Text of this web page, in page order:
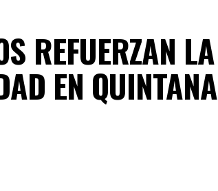
REFUERZAN LA
EN QUINTANA